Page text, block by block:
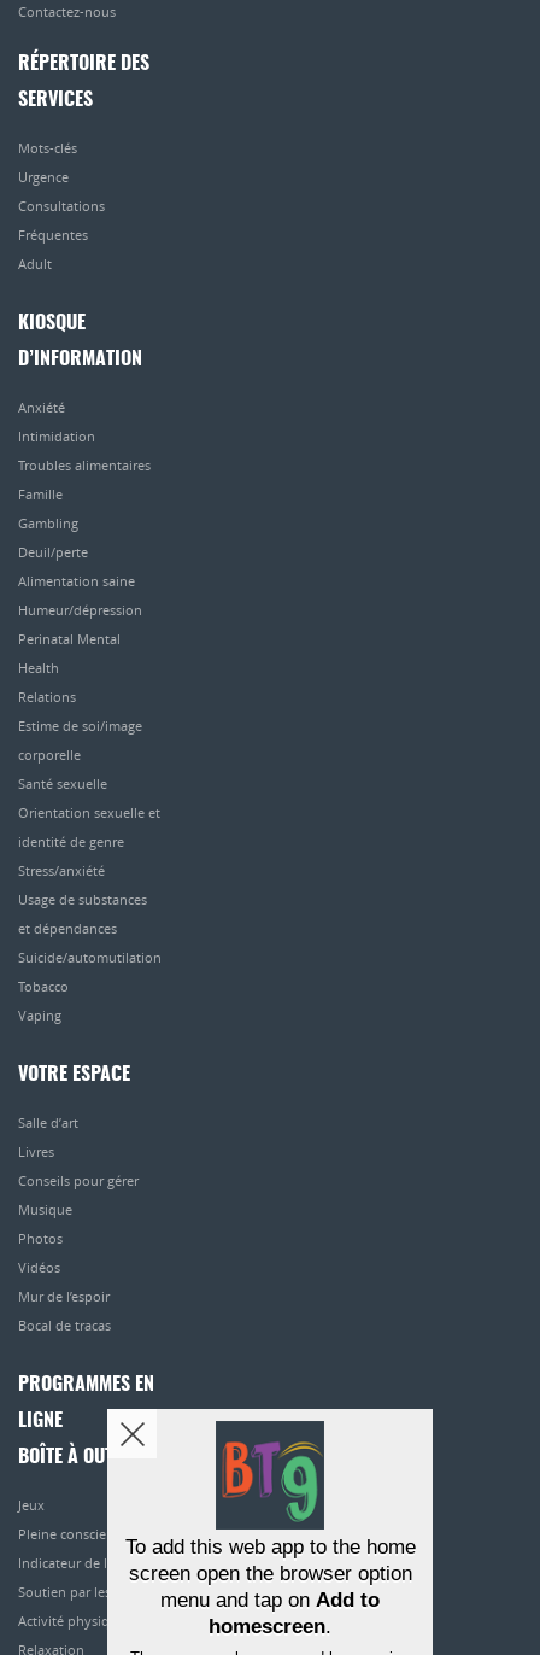
Contactez-nous
RÉPERTOIRE DES
SERVICES
Mots-clés
Urgence
Consultations
Fréquentes
Adult
KIOSQUE
D’INFORMATION
Anxiété
Intimidation
Troubles alimentaires
Famille
Gambling
Deuil/perte
Alimentation saine
Humeur/dépression
Perinatal Mental
Health
Relations
Estime de soi/image
corporelle
Santé sexuelle
Orientation sexuelle et
identité de genre
Stress/anxiété
Usage de substances
et dépendances
Suicide/automutilation
Tobacco
Vaping
VOTRE ESPACE
Salle d’art
Livres
Conseils pour gérer
Musique
Photos
Vidéos
Mur de l’espoir
Bocal de tracas
PROGRAMMES EN
LIGNE
BOÎTE À OUTILS
Jeux
Pleine conscience
Indicateur de l’humeur
Soutien par les pairs
Activité physique
Relaxation
To add this web app to the home
screen open the browser option
menu and tap on Add to
homescreen.